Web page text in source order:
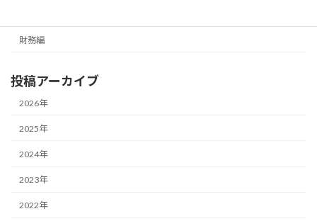
財務編
投稿アーカイブ
2026年
2025年
2024年
2023年
2022年